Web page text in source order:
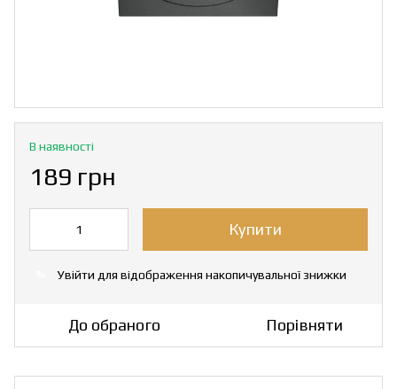
В наявності
189 грн
Купити
Увійти для відображення накопичувальної знижки
До обраного Порівняти